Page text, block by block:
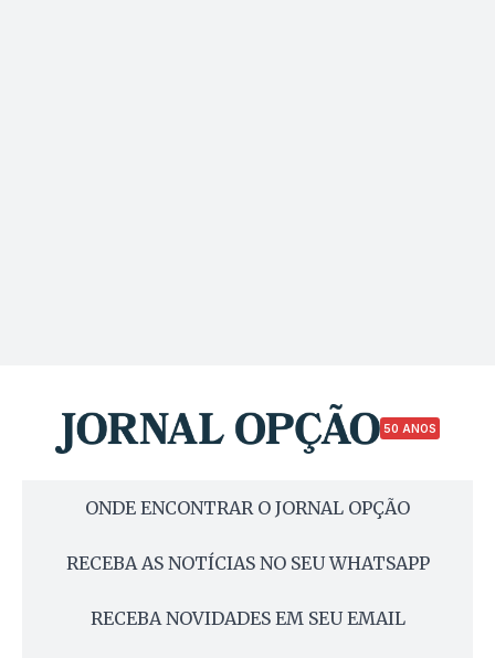
50 ANOS
ONDE ENCONTRAR O JORNAL OPÇÃO
RECEBA AS NOTÍCIAS NO SEU WHATSAPP
RECEBA NOVIDADES EM SEU EMAIL